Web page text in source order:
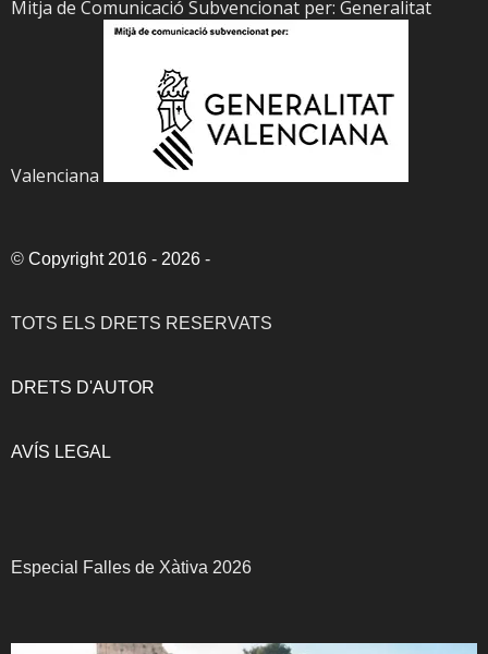
Mitja de Comunicació Subvencionat per: Generalitat
Valenciana
© Copyright 2016 - 2026 -
TOTS ELS DRETS RESERVATS
DRETS D'AUTOR
AVÍS LEGAL
Especial Falles de Xàtiva 2026